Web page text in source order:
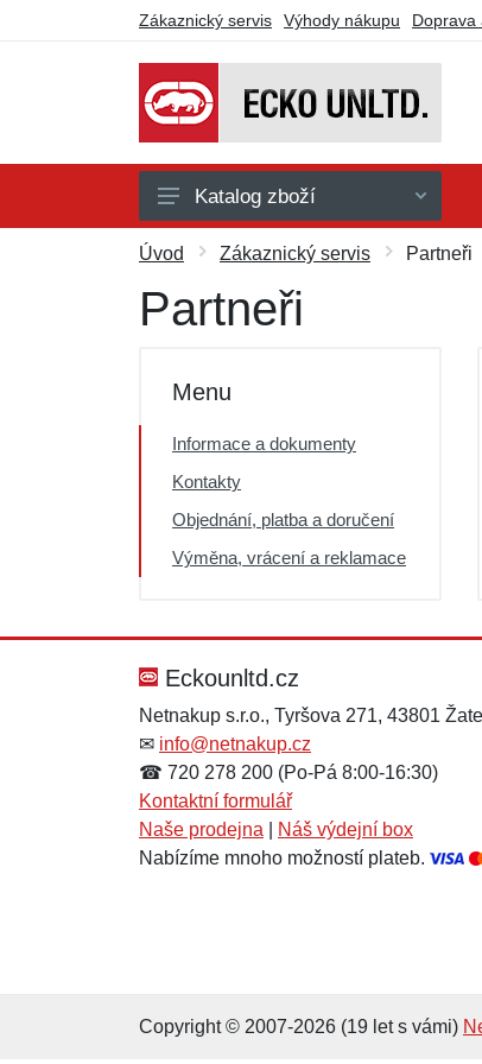
Zákaznický servis Výhody nákupu Doprava
Doplňky
Košile
Výprodej
Katalog zboží
Úvod Zákaznický servis Partneři
Partneři
Menu
Informace a dokumenty
Kontakty
Objednání, platba a doručení
Výměna, vrácení a reklamace
Eckounltd.cz
Netnakup s.r.o., Tyršova 271, 43801
✉ info@netnakup.cz
☎ 720 278 200 (Po-Pá 8:00-16:30)
Kontaktní formulář
Naše prodejna
Náš výdejní box
Nabízíme mnoho možností plateb.
Copyright © 2007-2026 (19 let s vámi)